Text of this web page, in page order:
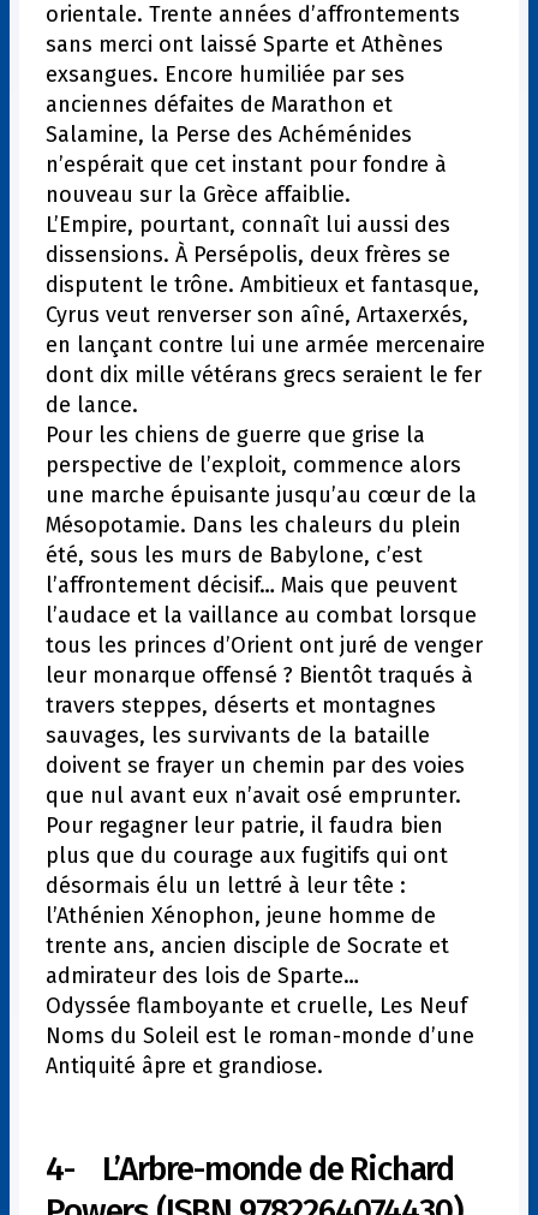
orientale. Trente années d’affrontements
sans merci ont laissé Sparte et Athènes
exsangues. Encore humiliée par ses
anciennes défaites de Marathon et
Salamine, la Perse des Achéménides
n’espérait que cet instant pour fondre à
nouveau sur la Grèce affaiblie.
L’Empire, pourtant, connaît lui aussi des
dissensions. À Persépolis, deux frères se
disputent le trône. Ambitieux et fantasque,
Cyrus veut renverser son aîné, Artaxerxés,
en lançant contre lui une armée mercenaire
dont dix mille vétérans grecs seraient le fer
de lance.
Pour les chiens de guerre que grise la
perspective de l’exploit, commence alors
une marche épuisante jusqu’au cœur de la
Mésopotamie. Dans les chaleurs du plein
été, sous les murs de Babylone, c’est
l’affrontement décisif… Mais que peuvent
l’audace et la vaillance au combat lorsque
tous les princes d’Orient ont juré de venger
leur monarque offensé ? Bientôt traqués à
travers steppes, déserts et montagnes
sauvages, les survivants de la bataille
doivent se frayer un chemin par des voies
que nul avant eux n’avait osé emprunter.
Pour regagner leur patrie, il faudra bien
plus que du courage aux fugitifs qui ont
désormais élu un lettré à leur tête :
l’Athénien Xénophon, jeune homme de
trente ans, ancien disciple de Socrate et
admirateur des lois de Sparte…
Odyssée flamboyante et cruelle, Les Neuf
Noms du Soleil est le roman-monde d’une
Antiquité âpre et grandiose.
4- L’Arbre-monde de Richard